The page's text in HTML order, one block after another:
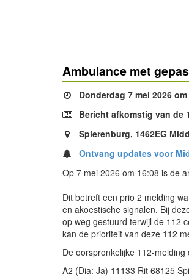
Ambulance met
Donderdag 7 mei 2026
Bericht afkomstig van de
Spierenburg, 1462EG
Ontvang updates voor
Op 7 mei 2026 om 16:08 is de
Dit betreft een prio 2 melding
en akoestische signalen. Bij
op weg gestuurd terwijl de 112
kan de prioriteit van deze 112
De oorspronkelijke 112-melding
A2 (Dia: Ja) 11133 Rit 68125